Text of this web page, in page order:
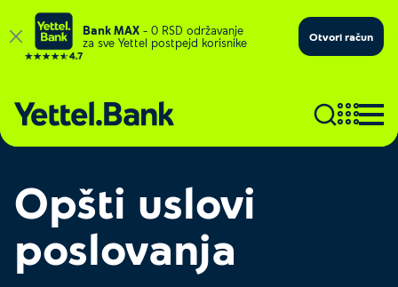
Bank MAX – 0 RSD održavanje
za sve Yettel postpejd korisnike
Otvori račun
Opšti uslovi
poslovanja